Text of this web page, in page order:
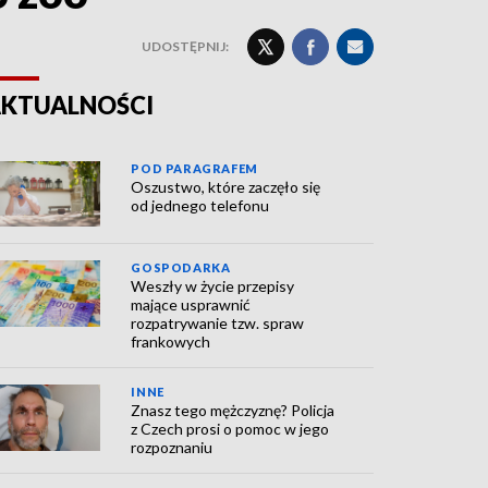
UDOSTĘPNIJ:
POD PARAGRAFEM
Oszustwo, które zaczęło się
od jednego telefonu
GOSPODARKA
Weszły w życie przepisy
mające usprawnić
rozpatrywanie tzw. spraw
frankowych
INNE
Znasz tego mężczyznę? Policja
z Czech prosi o pomoc w jego
rozpoznaniu